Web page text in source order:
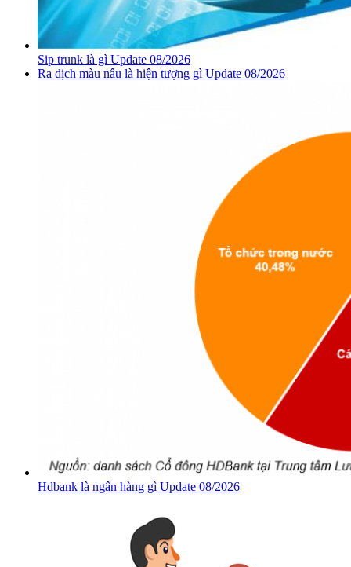
Sip trunk là gì Update 08/2026
Ra dịch màu nâu là hiện tượng gì Update 08/2026
Hdbank là ngân hàng gì Update 08/2026